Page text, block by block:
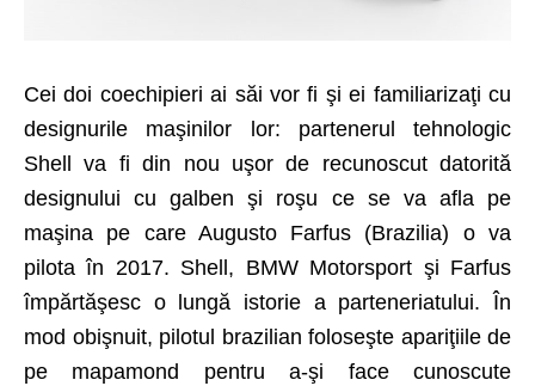
Cei doi coechipieri ai săi vor fi şi ei familiarizaţi cu
designurile maşinilor lor: partenerul tehnologic
Shell va fi din nou uşor de recunoscut datorită
designului cu galben şi roşu ce se va afla pe
maşina pe care Augusto Farfus (Brazilia) o va
pilota în 2017. Shell, BMW Motorsport şi Farfus
împărtăşesc o lungă istorie a parteneriatului. În
mod obişnuit, pilotul brazilian foloseşte apariţiile de
pe mapamond pentru a-şi face cunoscute